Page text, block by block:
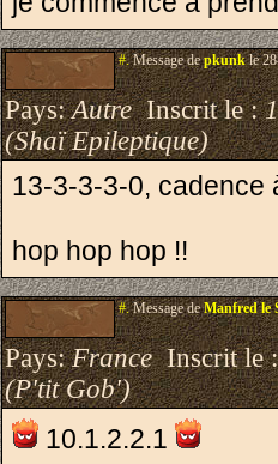
#.Message depkunkle
Pays:AutreInscrit le :
(Shaï Epileptique)
13-3-3-3-0, cadence
hop hop hop !!
#.Message deManfred le
Pays:FranceInscrit le
(P'tit Gob')
10.1.2.2.1